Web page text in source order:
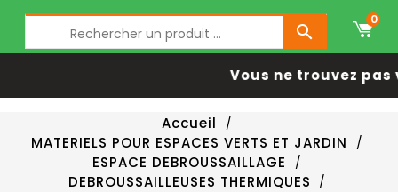

0
Vous ne trouvez
Accueil
MATERIELS POUR ESPACES VERTS ET JARDIN
ESPACE DEBROUSSAILLAGE
DEBROUSSAILLEUSES THERMIQUES